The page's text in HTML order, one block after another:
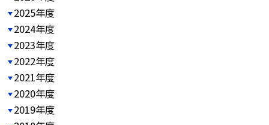
2025年度
2024年度
2023年度
2022年度
2021年度
2020年度
2019年度